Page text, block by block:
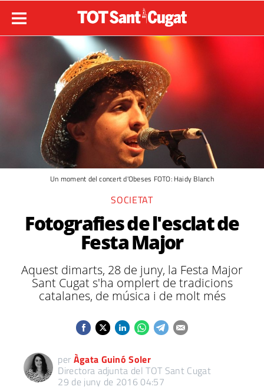
Un moment del concert d'Obeses FOTO: Haidy Blanch
SOCIETAT
Fotografies de l'esclat de
Festa Major
Aquest dimarts, 28 de juny, la Festa Major
Sant Cugat s'ha omplert de tradicions
catalanes, de música i de molt més
per Àgata Guinó Soler
Directora adjunta del TOT Sant Cugat
29 de juny de 2016 04:57